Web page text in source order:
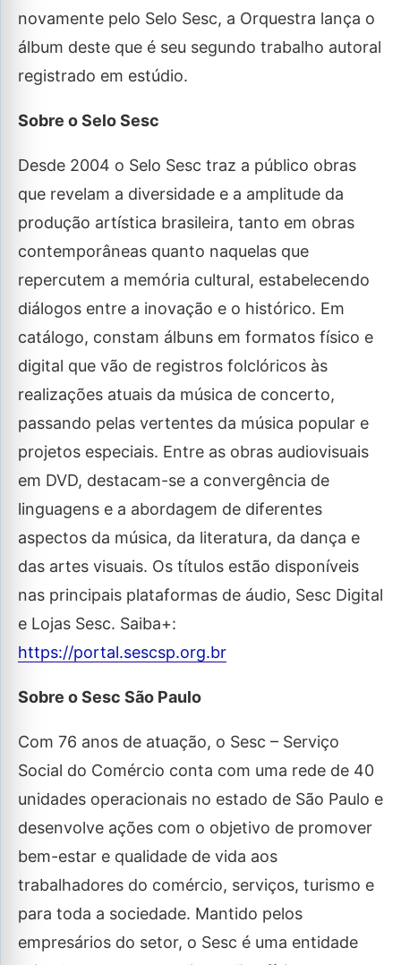
novamente pelo Selo Sesc, a Orquestra lança o
álbum deste que é seu segundo trabalho autoral
registrado em estúdio.
Sobre o Selo Sesc
Desde 2004 o Selo Sesc traz a público obras
que revelam a diversidade e a amplitude da
produção artística brasileira, tanto em obras
contemporâneas quanto naquelas que
repercutem a memória cultural, estabelecendo
diálogos entre a inovação e o histórico. Em
catálogo, constam álbuns em formatos físico e
digital que vão de registros folclóricos às
realizações atuais da música de concerto,
passando pelas vertentes da música popular e
projetos especiais. Entre as obras audiovisuais
em DVD, destacam-se a convergência de
linguagens e a abordagem de diferentes
aspectos da música, da literatura, da dança e
das artes visuais. Os títulos estão disponíveis
nas principais plataformas de áudio, Sesc Digital
e Lojas Sesc. Saiba+:
https://portal.sescsp.org.br
Sobre o Sesc São Paulo
Com 76 anos de atuação, o Sesc – Serviço
Social do Comércio conta com uma rede de 40
unidades operacionais no estado de São Paulo e
desenvolve ações com o objetivo de promover
bem-estar e qualidade de vida aos
trabalhadores do comércio, serviços, turismo e
para toda a sociedade. Mantido pelos
empresários do setor, o Sesc é uma entidade